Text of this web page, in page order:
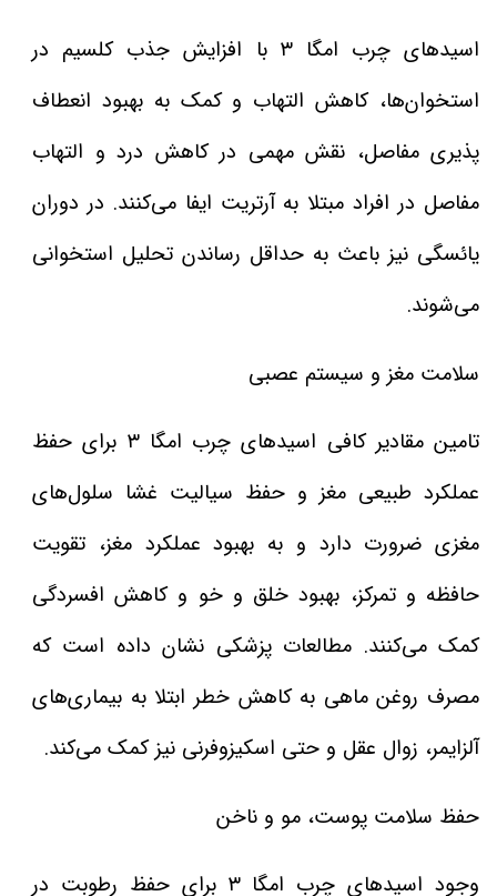
اسیدهای چرب امگا ۳ با افزایش جذب کلسیم در
استخوان‌ها، کاهش التهاب و کمک به بهبود انعطاف
پذیری مفاصل، نقش مهمی در کاهش درد و التهاب
مفاصل در افراد مبتلا به آرتریت ایفا می‌کنند. در دوران
یائسگی نیز باعث به حداقل رساندن تحلیل استخوانی
می‌شوند.
سلامت مغز و سیستم عصبی
تامین مقادیر کافی اسیدهای چرب امگا ۳ برای حفظ
عملکرد طبیعی مغز و حفظ سیالیت غشا سلول‌های
مغزی ضرورت دارد و به بهبود عملکرد مغز، تقویت
حافظه و تمرکز، بهبود خلق و خو و کاهش افسردگی
کمک می‌کنند. مطالعات پزشکی نشان داده است که
مصرف روغن ماهی به کاهش خطر ابتلا به بیماری‌های
آلزایمر، زوال عقل و حتی اسکیزوفرنی نیز کمک می‌کند.
حفظ سلامت پوست، مو و ناخن
وجود اسیدهای چرب امگا ۳ برای حفظ رطوبت در